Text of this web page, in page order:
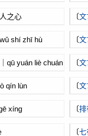
之心 〔文
shí zhī hù 〔文
qū yuán liè chuán 〔文
qín lùn 〔文
xíng 〔排
〔七